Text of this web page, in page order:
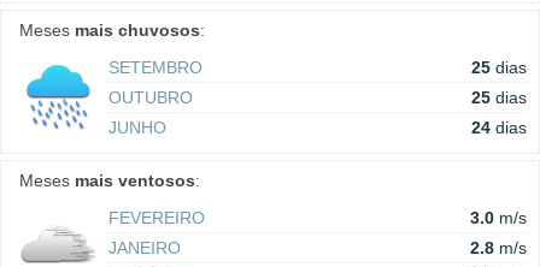
Meses mais chuvosos:
SETEMBRO
25 dias
OUTUBRO
25 dias
JUNHO
24 dias
Meses mais ventosos:
FEVEREIRO
3.0 m/s
JANEIRO
2.8 m/s